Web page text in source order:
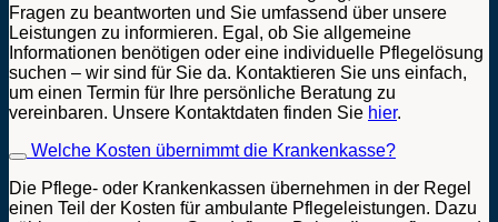
Fragen zu beantworten und Sie umfassend über unsere
Leistungen zu informieren. Egal, ob Sie allgemeine
Informationen benötigen oder eine individuelle Pflegelösung
suchen – wir sind für Sie da. Kontaktieren Sie uns einfach,
um einen Termin für Ihre persönliche Beratung zu
vereinbaren. Unsere Kontaktdaten finden Sie hier.
Welche Kosten übernimmt die Krankenkasse?
Die Pflege- oder Krankenkassen übernehmen in der Regel
einen Teil der Kosten für ambulante Pflegeleistungen. Dazu